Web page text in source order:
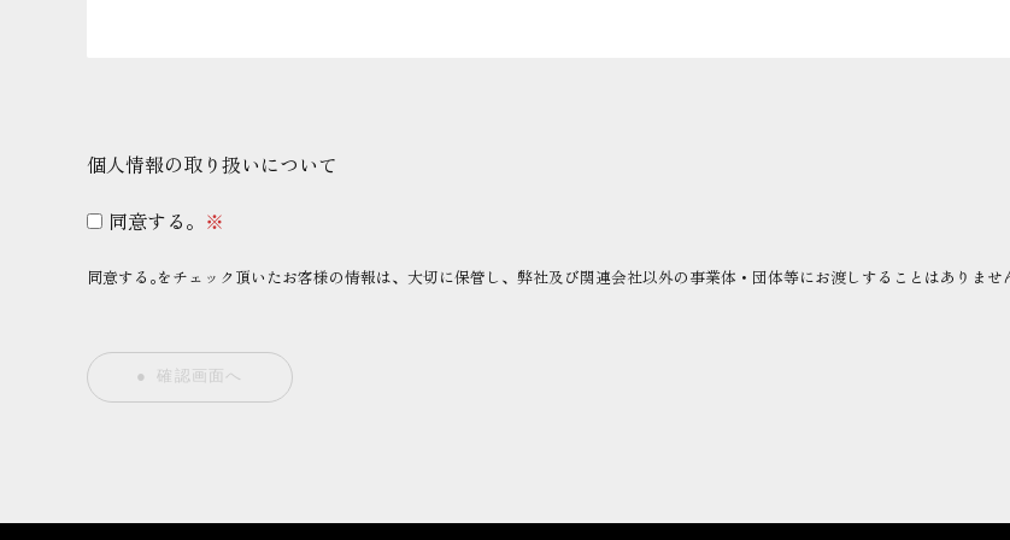
個人情報の取り扱いについて
同意する。 ※
同意する｡をチェック頂いたお客様の情報は、大切に保管し、弊社及び関連会社以外の事業体・団体等にお渡しすることはありませ
確認画面へ